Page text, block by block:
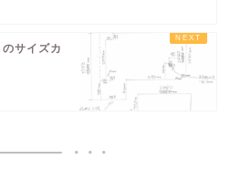
サイズカ